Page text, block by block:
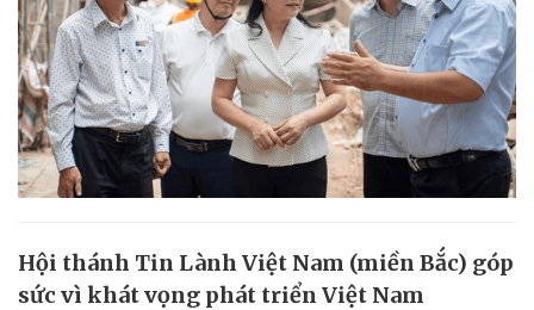
Hội thánh Tin Lành Việt Nam (miền Bắc) góp
sức vì khát vọng phát triển Việt Nam